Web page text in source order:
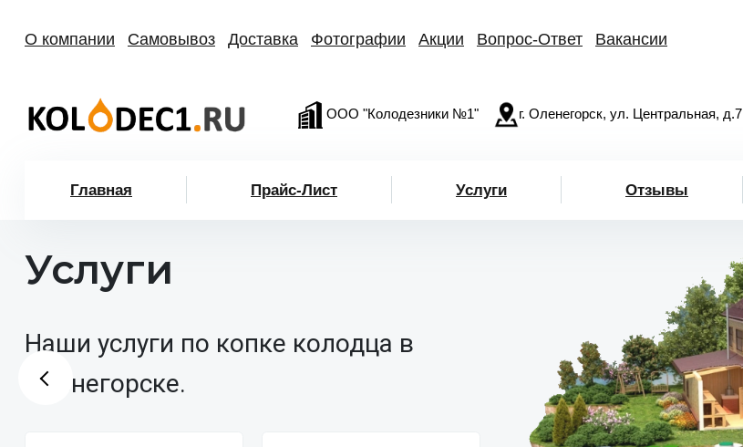
О компании Самовывоз Доставка Фотографии Акции Вопрос-Ответ Вакансии
ООО "Колодезники №1" г. Оленегорск, ул. Центральная, д.7
Главная Прайс-Лист Услуги Отзывы
Услуги
Наши услуги по копке колодца в
Оленегорске.